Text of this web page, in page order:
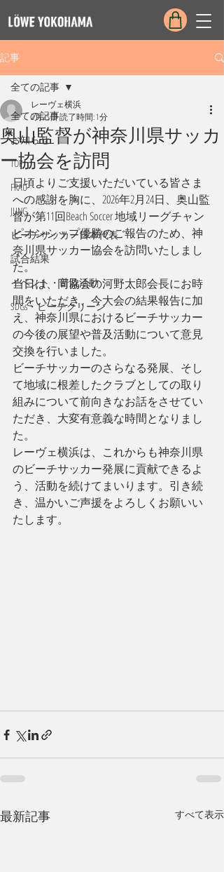
記事
全ての記事
お知らせ
TOP
FRAU
JUNG
ビーチサッカー日本代表
試合結果
イベント・普及活動
SDGs・ビーチクリーン
全ての記事
奥山監督が神奈川県サッカ
ー協会を訪問
レーヴェ横浜
2月25日読了時間: 1分
日頃よりご支援いただいている皆さま
への感謝を胸に、2026年2月24日、奥山監
督が第11回Beach Soccer 地域リーグチャン
ピオンシップ優勝のご報告のため、神
奈川県サッカー協会を訪問いたしまし
た。
当日は、同協会の河野太郎会長にお時
間をいただき、今大会の結果報告に加
え、神奈川県におけるビーチサッカー
の今後の展望や普及活動について意見
交換を行いました。
ビーチサッカーのさらなる発展、そし
て地域に根差したクラブとしての取り
組みについて前向きなお話をさせてい
ただき、大変有意義な時間となりまし
た。
レーヴェ横浜は、これからも神奈川県
のビーチサッカー発展に貢献できるよ
う、活動を続けてまいります。引き続
き、温かいご声援をよろしくお願いい
たします。
最新記事 すべて表示